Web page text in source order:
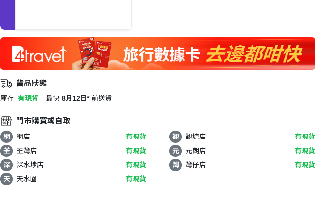
貨品狀態
庫存 有現貨 最快 8月12日* 前送貨
門市購買或自取
網 網店 有現貨 觀 觀塘店
有現貨
荃
荃灣店 有現貨 元 元朗店
有現貨
深
深水埗店 有現貨 灣 灣仔店
有現貨
天
天水圍 有現貨